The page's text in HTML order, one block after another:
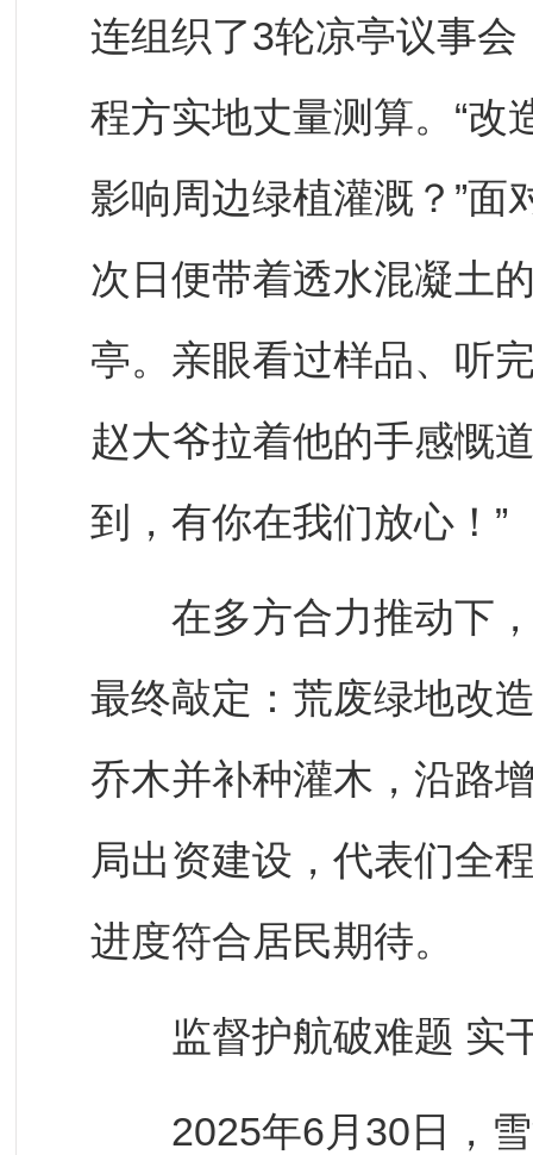
连组织了3轮凉亭议事
程方实地丈量测算。“改
影响周边绿植灌溉？”面
次日便带着透水混凝土
亭。亲眼看过样品、听
赵大爷拉着他的手感慨
到，有你在我们放心！”
在多方合力推动下，
最终敲定：荒废绿地改
乔木并补种灌木，沿路
局出资建设，代表们全
进度符合居民期待。
监督护航破难题 实
2025年6月30日，雪